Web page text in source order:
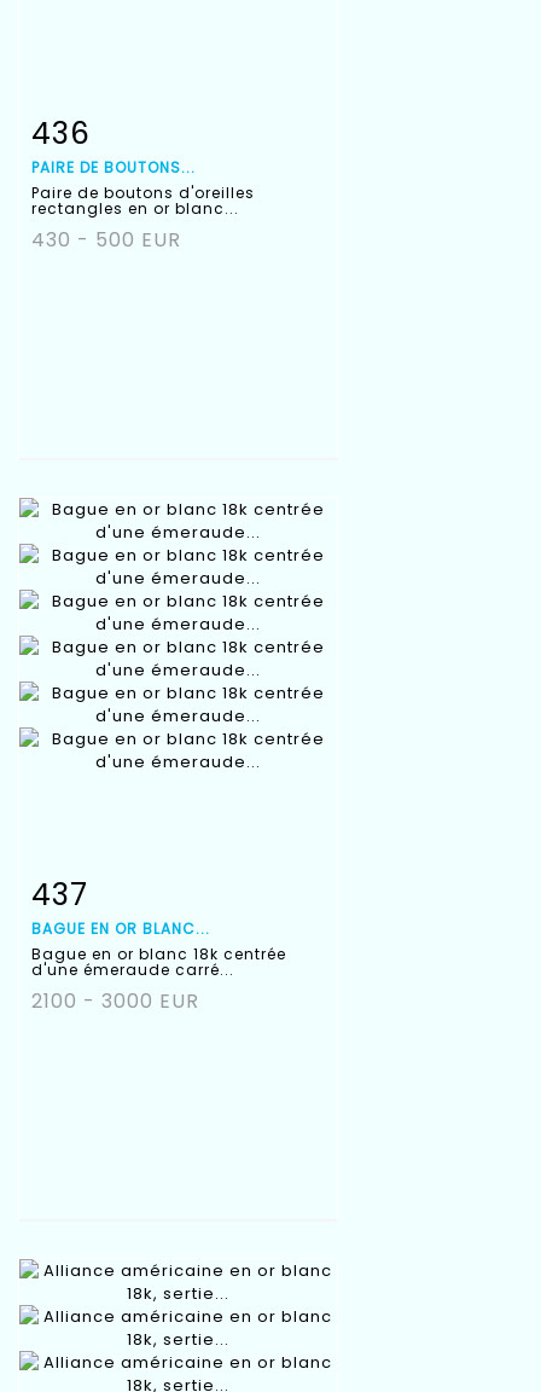
Fiche détaillée
436
PAIRE DE BOUTONS...
Paire de boutons d'oreilles
rectangles en or blanc...
430 - 500 EUR
Fiche détaillée
437
BAGUE EN OR BLANC...
Bague en or blanc 18k centrée
d'une émeraude carré...
2100 - 3000 EUR